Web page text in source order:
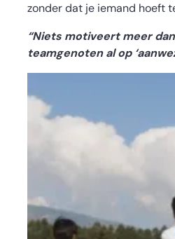
zonder dat je iemand hoeft
“Niets motiveert meer
teamgenoten al op